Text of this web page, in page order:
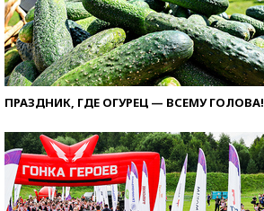
ПРАЗДНИК, ГДЕ ОГУРЕЦ — ВСЕМУ ГОЛОВА!